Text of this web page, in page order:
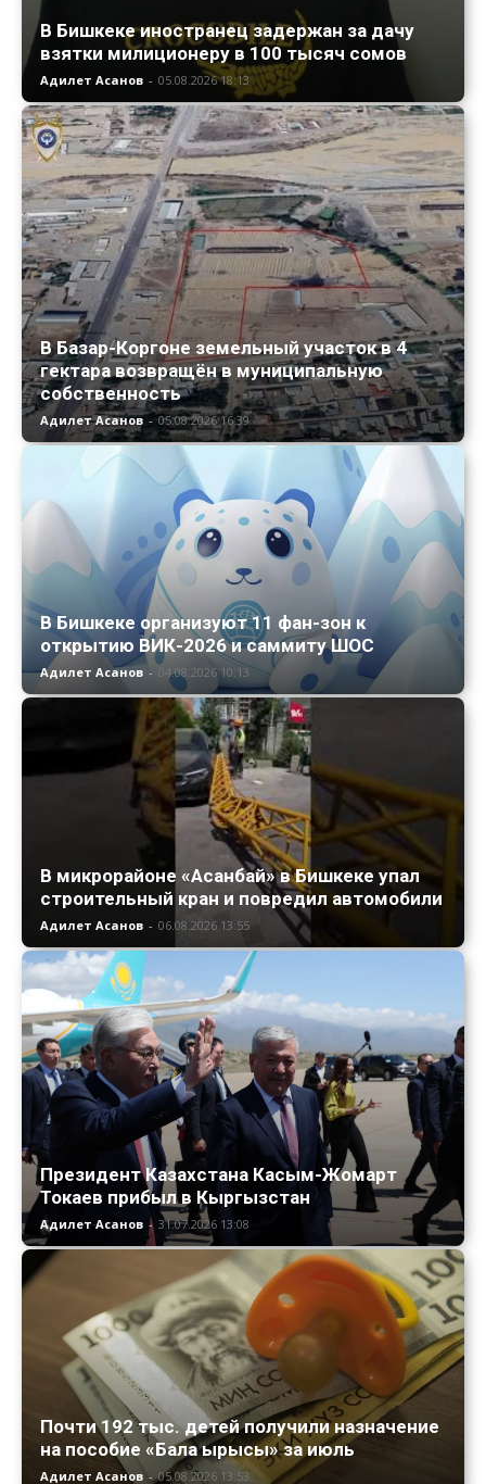
В Бишкеке иностранец задержан за дачу
взятки милиционеру в 100 тысяч сомов
Адилет Асанов - 05.08.2026 18:13
В Базар-Коргоне земельный участок в 4
гектара возвращён в муниципальную
собственность
Адилет Асанов - 05.08.2026 16:39
В Бишкеке организуют 11 фан-зон к
открытию ВИК-2026 и саммиту ШОС
Адилет Асанов - 04.08.2026 10:13
В микрорайоне «Асанбай» в Бишкеке упал
строительный кран и повредил автомобили
Адилет Асанов - 06.08.2026 13:55
Президент Казахстана Касым-Жомарт
Токаев прибыл в Кыргызстан
Адилет Асанов - 31.07.2026 13:08
Почти 192 тыс. детей получили назначение
на пособие «Бала ырысы» за июль
Адилет Асанов - 05.08.2026 13:53